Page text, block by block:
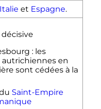
Italie et Espagne.
: les
autrichiennes en
sont cédées à la
Saint-Empire